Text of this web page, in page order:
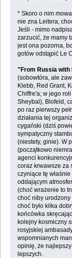
* Skoro o nim
nie zna Leitera,
Jeśli - mimo
zarzucić, że mamy
jest ona pozorna,
gotów odstąpić Le
"From Russia with
(sobowtóra, ale
Klebb, Red Grant,
Chiffre'a; w jego
Sheybal), Blofeld,
po raz pierwszy
działania tej
cygański (dziś
sympatyczny
(niestety, ginie). W
(początkowo
agenci
coraz krwawsze za
czyniące tę
oddającym
(choć wrażenie to
choć niby
choć było kilka
końcówka
kolejny kosmiczny
rosyjskiej
wspomnianych
opinię, że
lepszych.